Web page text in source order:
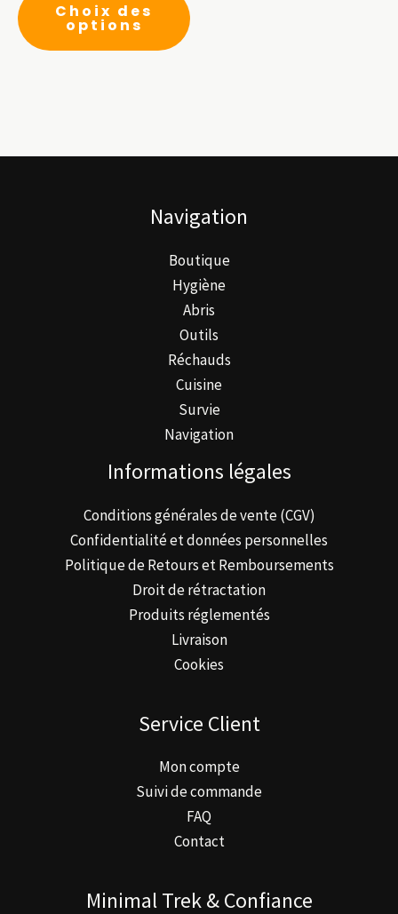
du
Choix des
options
produit
choisies
la
page
du
produit
Navigation
Boutique
Hygiène
Abris
Outils
Réchauds
Cuisine
Survie
Navigation
Informations légales
Conditions générales de vente (CGV)
Confidentialité et données personnelles
Politique de Retours et Remboursements
Droit de rétractation
Produits réglementés
Livraison
Cookies
Service Client
Mon compte
Suivi de commande
FAQ
Contact
Minimal Trek & Confiance